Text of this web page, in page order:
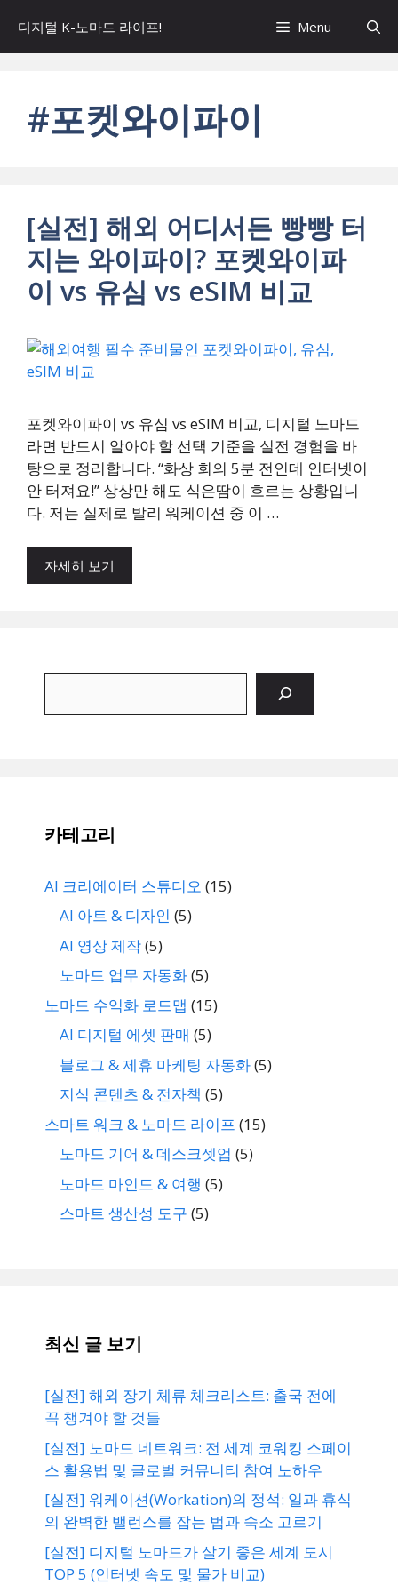
츠
디지털 K-노마드 라이프! Menu
#포켓와이파이
[실전] 해외 어디서든 빵빵 터
지는 와이파이? 포켓와이파
이 vs 유심 vs eSIM 비교
포켓와이파이 vs 유심 vs eSIM 비교, 디지털 노마드
라면 반드시 알아야 할 선택 기준을 실전 경험을 바
탕으로 정리합니다. “화상 회의 5분 전인데 인터넷이
안 터져요!” 상상만 해도 식은땀이 흐르는 상황입니
다. 저는 실제로 발리 워케이션 중 이 …
자세히 보기
카테고리
AI 크리에이터 스튜디오 (15)
AI 아트 & 디자인 (5)
AI 영상 제작(5)
노마드 업무 자동화(5)
노마드 수익화 로드맵 (15)
AI 디지털 에셋 판매 (5)
블로그 & 제휴 마케팅 자동화(5)
지식 콘텐츠 & 전자책 (5)
스마트 워크 & 노마드 라이프 (15)
노마드 기어 & 데스크셋업 (5)
노마드 마인드 & 여행 (5)
스마트 생산성 도구 (5)
최신 글 보기
[실전] 해외 장기 체류 체크리스트: 출국 전에
꼭 챙겨야 할 것들
[실전] 노마드 네트워크: 전 세계 코워킹 스페이
스 활용법 및 글로벌 커뮤니티 참여 노하우
[실전] 워케이션(Workation)의 정석: 일과 휴식
의 완벽한 밸런스를 잡는 법과 숙소 고르기
[실전] 디지털 노마드가 살기 좋은 세계 도시
TOP 5 (인터넷 속도 및 물가 비교)